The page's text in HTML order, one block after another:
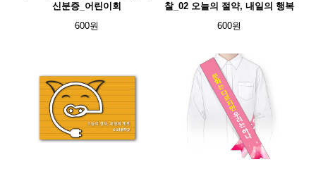
신분증_어린이회
600원
찰_02 오늘의 절약, 내일의 행복
600원